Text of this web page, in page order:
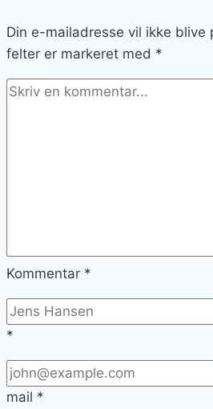
Din e-mailadresse vil ikke blive
felter er markeret med *
Kommentar *
*
mail *